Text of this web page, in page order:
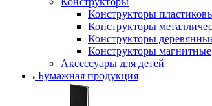
Конструкторы
Конструкторы
Конструкторы
Конструкторы магнитные
Аксессуары для детей
Бумажная продукция